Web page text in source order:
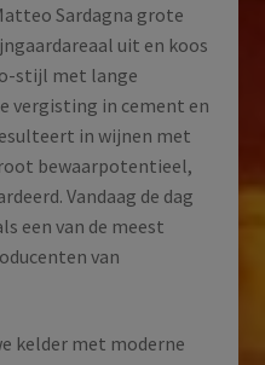
Sardagna grote
uit en koos
stijl met lange
vergisting in cement en
in wijnen met
bewaarpotentieel,
Vandaag de dag
een van de meest
van
kelder met moderne